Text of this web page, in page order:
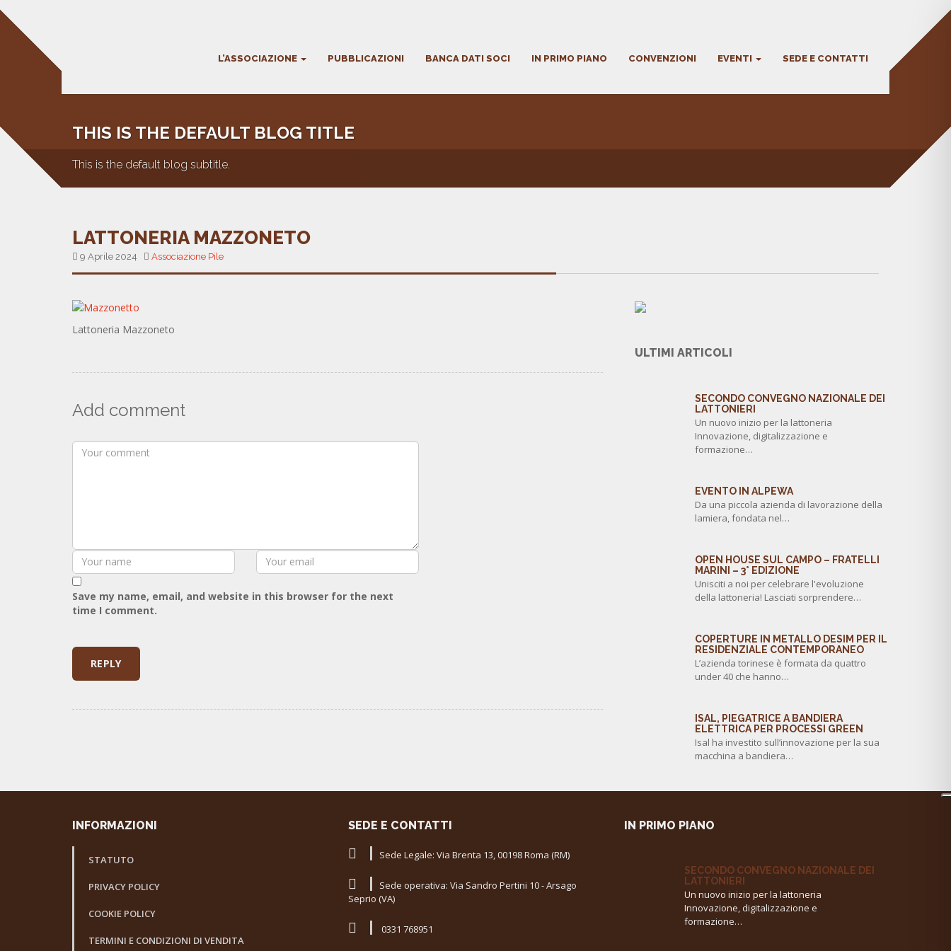
L’ASSOCIAZIONE PUBBLICAZIONI BANCA DATI SOCI IN PRIMO PIANO CONVENZIONI EVENTI SEDE E CONTATTI
THIS IS THE DEFAULT BLOG TITLE
This is the default blog subtitle.
LATTONERIA MAZZONETO
9 Aprile 2024 Associazione Pile
Lattoneria Mazzoneto
Add comment
Save my name, email, and website in this browser for the next
time I comment.
ULTIMI ARTICOLI
SECONDO CONVEGNO NAZIONALE DEI
LATTONIERI
Un nuovo inizio per la lattoneria
Innovazione, digitalizzazione e
formazione…
EVENTO IN ALPEWA
Da una piccola azienda di lavorazione della
lamiera, fondata nel…
OPEN HOUSE SUL CAMPO – FRATELLI
MARINI – 3° EDIZIONE
Unisciti a noi per celebrare l'evoluzione
della lattoneria! Lasciati sorprendere…
COPERTURE IN METALLO DESIM PER IL
RESIDENZIALE CONTEMPORANEO
L’azienda torinese è formata da quattro
under 40 che hanno…
ISAL, PIEGATRICE A BANDIERA
ELETTRICA PER PROCESSI GREEN
Isal ha investito sull’innovazione per la sua
macchina a bandiera…
INFORMAZIONI
STATUTO
PRIVACY POLICY
COOKIE POLICY
TERMINI E CONDIZIONI DI VENDITA
SEDE E CONTATTI
Sede Legale: Via Brenta 13, 00198 Roma (RM)
Sede operativa: Via Sandro Pertini 10 - Arsago
Seprio (VA)
0331 768951
IN PRIMO PIANO
SECONDO CONVEGNO NAZIONALE DEI
LATTONIERI
Un nuovo inizio per la lattoneria
Innovazione, digitalizzazione e
formazione…